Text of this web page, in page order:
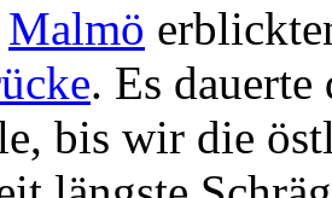
Malmö
. Es
bis wir die